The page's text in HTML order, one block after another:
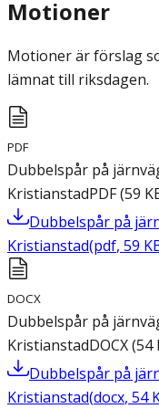
Motioner
Motioner är förslag
lämnat till riksdagen.
PDF
Dubbelspår på
KristianstadPDF(59
Dubbelspår på
Kristianstad(pdf, 59
DOCX
Dubbelspår på
KristianstadDOCX(54
Dubbelspår på
Kristianstad(docx, 54